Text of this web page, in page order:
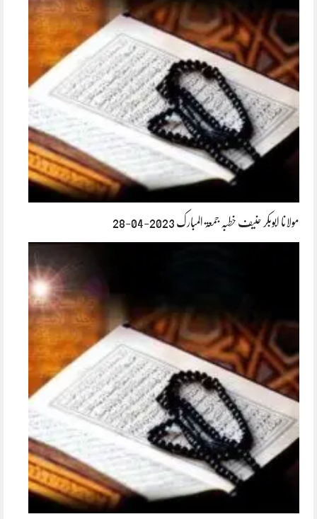
مولانا ابوبکر حنیف خطبہ جمعۃ المبارک 2023-04-28